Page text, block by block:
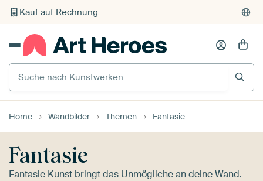
Individueller Druck auf Bestellung
Suche nach Kunstwerken
Home Wandbilder Themen Fantasie
Fantasie
Fantasie Kunst bringt das Unmögliche an deine Wand.